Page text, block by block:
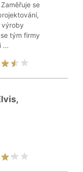
se
výroby
tým firmy
...